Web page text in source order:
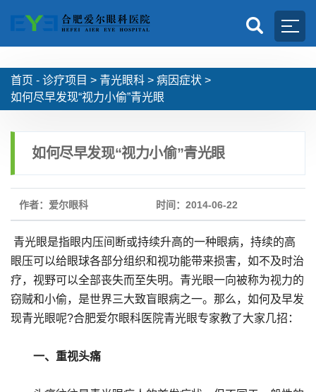
首页 - 诊疗项目 > 青光眼科 > 病因症状 >
如何尽早发现“视力小偷”青光眼
如何尽早发现“视力小偷”青光眼
作者：爱尔眼科 时间：2014-06-22
青光眼是指眼内压间断或持续升高的一种眼病，持续的高
眼压可以给眼球各部分组织和视功能带来损害，如不及时治
疗，视野可以全部丧失而至失明。青光眼一向被称为视力的
窃贼和小偷，是世界三大致盲眼病之一。那么，如何及早发
现青光眼呢?合肥爱尔眼科医院青光眼专家教了大家几招：
一、重视头痛